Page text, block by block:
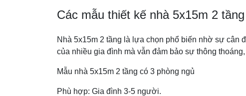
Các mẫu thiết kế nhà 5x15m 2
Nhà 5x15m 2 tầng là lựa chọn phổ biến nhờ sự cân
của nhiều gia đình mà vẫn đảm bảo sự thông
Mẫu nhà 5x15m 2 tầng có 3 phòng ngủ
Phù hợp: Gia đình 3-5 người.